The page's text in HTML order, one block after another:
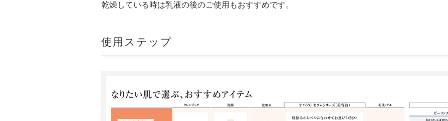
乾燥している時は乳液の後のご使用もおすすめです。
使用ステップ